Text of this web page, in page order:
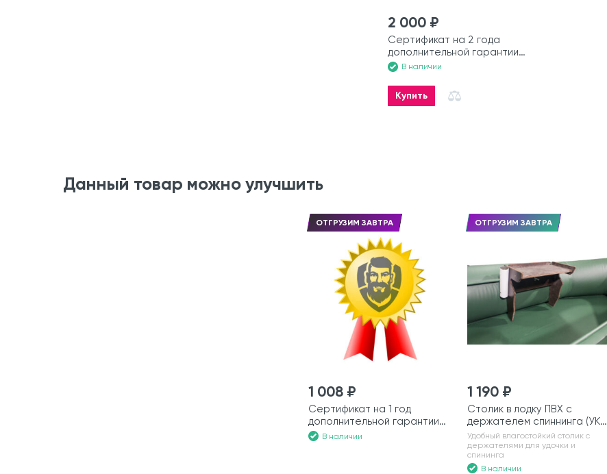
2 000 ₽
Сертификат на 2 года
дополнительной гарантии
на лодку
В наличии
Купить
Данный товар можно улучшить
ОТГРУЗИМ ЗАВТРА
1 008 ₽
Сертификат на 1 год
дополнительной гарантии
на моторную лодку
В наличии
ОТГРУЗИМ ЗАВТРА
1 190 ₽
Столик в лодку ПВХ с
держателем спиннинга (УКБ)
№6
Удобный влагостойкий столик с
держателями для удочки и
спининга
В наличии